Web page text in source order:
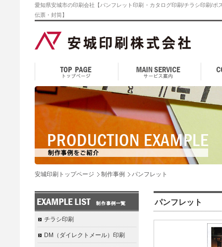
愛知県安城市の印刷会社【パンフレット印刷・カタログ印刷/チラシ印刷/
伝票・封筒】
安城印刷トップページ 制作事例 パンフレット
パンフレット
チラシ印刷
DM（ダイレクトメール）印刷